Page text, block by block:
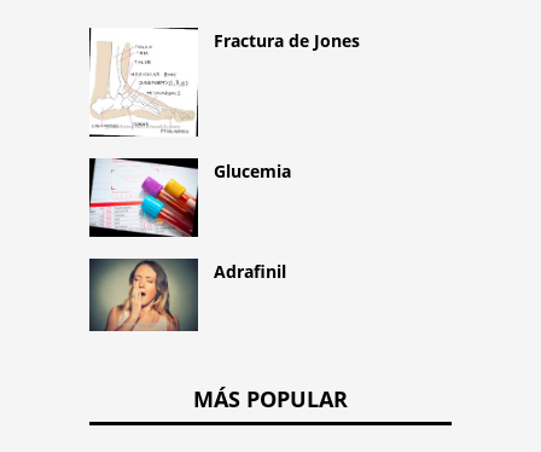
Fractura de Jones
Glucemia
Adrafinil
MÁS POPULAR